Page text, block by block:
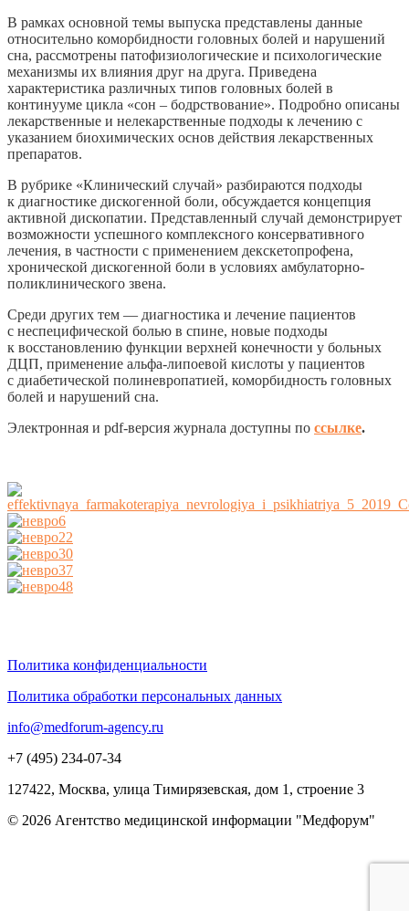
В рамках основной темы выпуска представлены данные
относительно коморбидности головных болей и нарушений
сна, рассмотрены патофизиологические и психологические
механизмы их влияния друг на друга. Приведена
характеристика различных типов головных болей в
континууме цикла «сон – бодрствование». Подробно описаны
лекарственные и нелекарственные подходы к лечению с
указанием биохимических основ действия лекарственных
препаратов.
В рубрике «Клинический случай» разбираются подходы
к диагностике дискогенной боли, обсуждается концепция
активной дископатии. Представленный случай демонстрирует
возможности успешного комплексного консервативного
лечения, в частности с применением декскетопрофена,
хронической дискогенной боли в условиях амбулаторно-
поликлинического звена.
Среди других тем — диагностика и лечение пациентов
с неспецифической болью в спине, новые подходы
к восстановлению функции верхней конечности у больных
ДЦП, применение альфа-липоевой кислоты у пациентов
с диабетической полиневропатией, коморбидность головных
болей и нарушений сна.
Электронная и pdf-версия журнала доступны по ссылке.
Политика конфиденциальности
Политика обработки персональных данных
info@medforum-agency.ru
+7 (495) 234-07-34
127422, Москва, улица Тимирязевская, дом 1, строение 3
© 2026 Агентство медицинской информации "Медфорум"